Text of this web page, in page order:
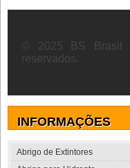
© 2025 BS Brasil
reservados.
INFORMAÇÕES
Abrigo de Extintores